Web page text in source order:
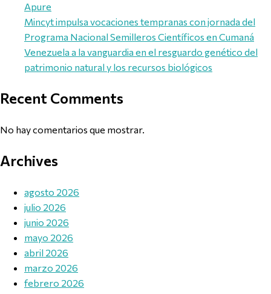
Apure
Mincyt impulsa vocaciones tempranas con jornada del
Programa Nacional Semilleros Científicos en Cumaná
Venezuela a la vanguardia en el resguardo genético del
patrimonio natural y los recursos biológicos
Recent Comments
No hay comentarios que mostrar.
Archives
agosto 2026
julio 2026
junio 2026
mayo 2026
abril 2026
marzo 2026
febrero 2026